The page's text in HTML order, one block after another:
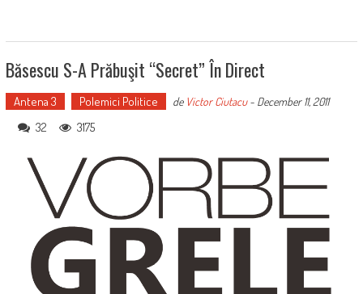
Băsescu S-A Prăbuşit “secret” În Direct
Antena 3 Polemici Politice de Victor Ciutacu- December 11, 2011
32 3175